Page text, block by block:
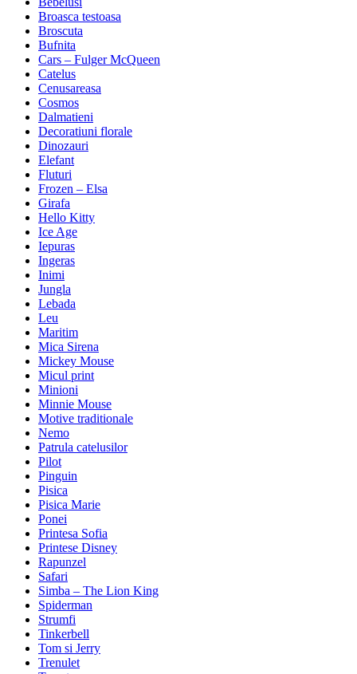
Broasca testoasa
Broscuta
Bufnita
Cars – Fulger McQueen
Catelus
Cenusareasa
Cosmos
Dalmatieni
Decoratiuni florale
Dinozauri
Elefant
Fluturi
Frozen – Elsa
Girafa
Hello Kitty
Ice Age
Iepuras
Ingeras
Inimi
Jungla
Lebada
Leu
Maritim
Mica Sirena
Mickey Mouse
Micul print
Minioni
Minnie Mouse
Motive traditionale
Nemo
Patrula catelusilor
Pilot
Pinguin
Pisica
Pisica Marie
Ponei
Printesa Sofia
Printese Disney
Rapunzel
Safari
Simba – The Lion King
Spiderman
Strumfi
Tinkerbell
Tom si Jerry
Trenulet